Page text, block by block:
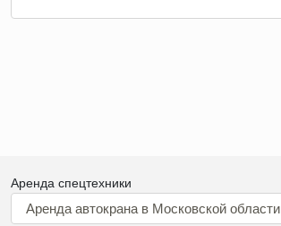
Аренда спецтехники
Аренда автокрана в Московской области